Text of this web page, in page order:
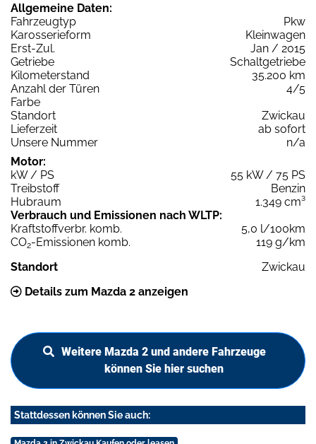
Allgemeine Daten:
Fahrzeugtyp
Pkw
Karosserieform
Kleinwagen
Erst-Zul.
Jan / 2015
Getriebe
Schaltgetriebe
Kilometerstand
35.200 km
Anzahl der Türen
4/5
Farbe
Standort
Zwickau
Lieferzeit
ab sofort
Unsere Nummer
n/a
Motor:
kW / PS
55 kW / 75 PS
Treibstoff
Benzin
Hubraum
1.349 cm³
Verbrauch und Emissionen nach WLTP:
Kraftstoffverbr. komb.
5,0 l/100km
CO2-Emissionen komb.
119 g/km
Standort
Zwickau
Details zum Mazda 2 anzeigen
Weitere Mazda 2 und andere Fahrzeuge
können Sie hier suchen
Stattdessen können Sie auch: